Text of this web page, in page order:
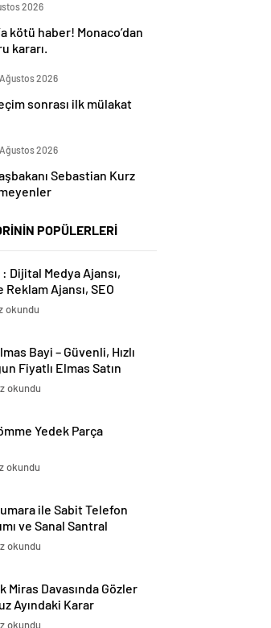
2026
kötü haber! Monaco’dan
kararı.
2026
sonrası ilk mülakat
2026
Sebastian Kurz
POPÜLERLERİ
Dijital Medya Ajansı,
Reklam Ajansı, SEO
Web Tasarım Ajansı
okundu
Bayi – Güvenli, Hızlı
Fiyatlı Elmas Satın
Yeni Adresi
okundu
Yedek Parça
okundu
ile Sabit Telefon
ve Sanal Santral
okundu
Miras Davasında Gözler
Ayındaki Karar
Çevrildi
okundu